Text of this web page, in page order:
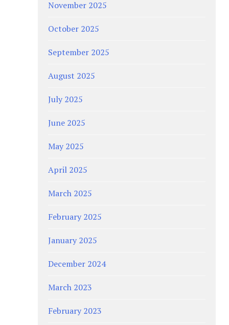
November 2025
October 2025
September 2025
August 2025
July 2025
June 2025
May 2025
April 2025
March 2025
February 2025
January 2025
December 2024
March 2023
February 2023